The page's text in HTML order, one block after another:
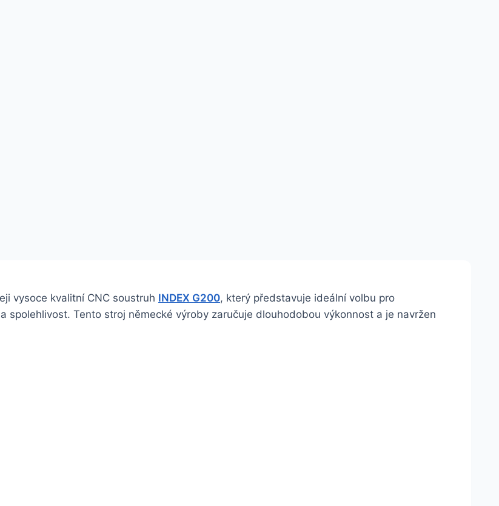
vysoce kvalitní CNC soustruh INDEX G200, který představuje ideální volbu pro
spolehlivost. Tento stroj německé výroby zaručuje dlouhodobou výkonnost a je navržen